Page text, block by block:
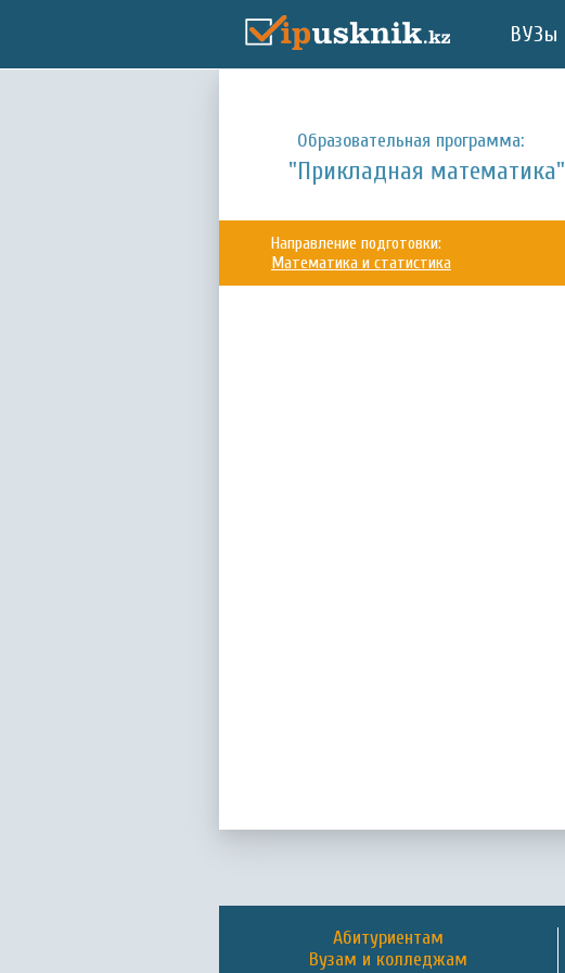
ВУЗы
Образовательная программа:
"Прикладная математика"
Направление подготовки:
Математика и статистика
Абитуриентам
Вузам и колледжам